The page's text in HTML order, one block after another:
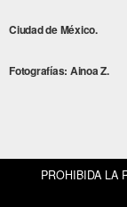
Ciudad de México.
Fotografías: Ainoa Z.
PROHIBIDA LA